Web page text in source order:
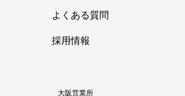
よくある質問
採用情報
大阪営業所